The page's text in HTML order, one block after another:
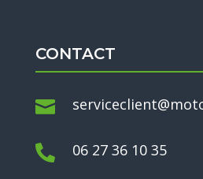
CONTACT

 06 27 36 10 35